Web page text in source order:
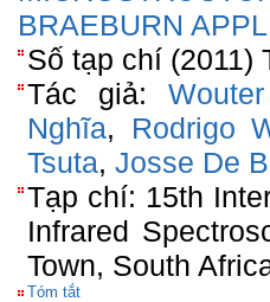
BRAEBURN
Số tạp chí (2011)
Tác giả:
Nghĩa, Rodrigo
Tsuta, Josse De
Tạp chí: 15th
Infrared
Town, South
Tóm tắt